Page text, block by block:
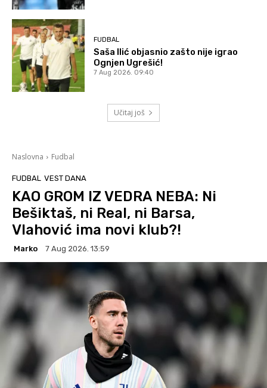
FUDBAL
Saša Ilić objasnio zašto nije igrao
Ognjen Ugrešić!
7 Aug 2026. 09:40
Učitaj još